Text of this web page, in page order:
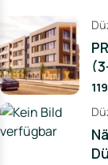
Quality of life and
Project Adress
everyday life
complex.
Contact us today
Adress!